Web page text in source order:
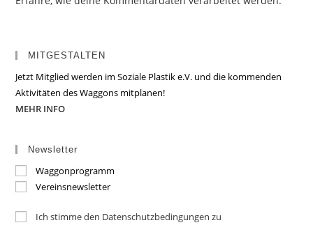
MITGESTALTEN
Jetzt Mitglied werden im Soziale Plastik e.V. und die kommenden
Aktivitäten des Waggons mitplanen!
MEHR INFO
Newsletter
Waggonprogramm
Vereinsnewsletter
Ich stimme den Datenschutzbedingungen zu